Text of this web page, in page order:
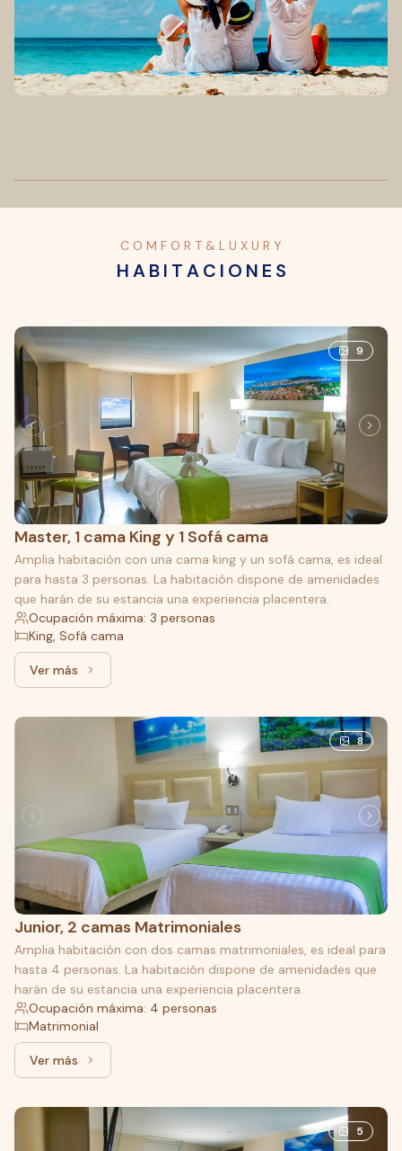
C O M F O R T & L U X U R Y
H A B I T A C I O N E S
9
Master, 1 cama King y 1 Sofá cama
Amplia habitación con una cama king y un sofá cama, es ideal
para hasta 3 personas. La habitación dispone de amenidades
que harán de su estancia una experiencia placentera.
Ocupación máxima: 3 personas
King, Sofá cama
Ver másVer más: Master, 1 cama King y 1 Sofá cama
8
Junior, 2 camas Matrimoniales
Amplia habitación con dos camas matrimoniales, es ideal para
hasta 4 personas. La habitación dispone de amenidades que
harán de su estancia una experiencia placentera.
Ocupación máxima: 4 personas
Matrimonial
Ver másVer más: Junior, 2 camas Matrimoniales
5